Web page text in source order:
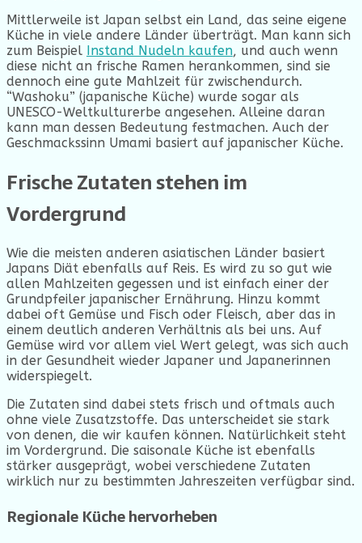
Mittlerweile ist Japan selbst ein Land, das seine eigene
Küche in viele andere Länder überträgt. Man kann sich
zum Beispiel Instand Nudeln kaufen, und auch wenn
diese nicht an frische Ramen herankommen, sind sie
dennoch eine gute Mahlzeit für zwischendurch.
“Washoku” (japanische Küche) wurde sogar als
UNESCO-Weltkulturerbe angesehen. Alleine daran
kann man dessen Bedeutung festmachen. Auch der
Geschmackssinn Umami basiert auf japanischer Küche.
Frische Zutaten stehen im
Vordergrund
Wie die meisten anderen asiatischen Länder basiert
Japans Diät ebenfalls auf Reis. Es wird zu so gut wie
allen Mahlzeiten gegessen und ist einfach einer der
Grundpfeiler japanischer Ernährung. Hinzu kommt
dabei oft Gemüse und Fisch oder Fleisch, aber das in
einem deutlich anderen Verhältnis als bei uns. Auf
Gemüse wird vor allem viel Wert gelegt, was sich auch
in der Gesundheit wieder Japaner und Japanerinnen
widerspiegelt.
Die Zutaten sind dabei stets frisch und oftmals auch
ohne viele Zusatzstoffe. Das unterscheidet sie stark
von denen, die wir kaufen können. Natürlichkeit steht
im Vordergrund. Die saisonale Küche ist ebenfalls
stärker ausgeprägt, wobei verschiedene Zutaten
wirklich nur zu bestimmten Jahreszeiten verfügbar sind.
Regionale Küche hervorheben